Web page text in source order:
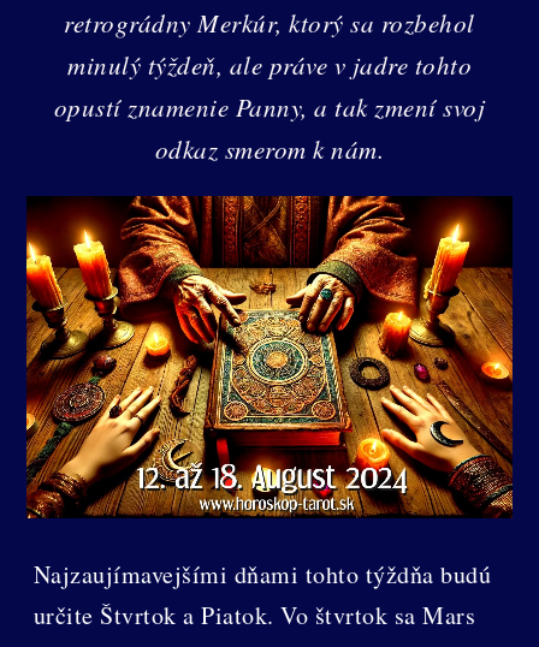
retrográdny Merkúr, ktorý sa rozbehol
minulý týždeň, ale práve v jadre tohto
opustí znamenie Panny, a tak zmení svoj
odkaz smerom k nám.
Najzaujímavejšími dňami tohto týždňa budú
určite Štvrtok a Piatok. Vo štvrtok sa Mars